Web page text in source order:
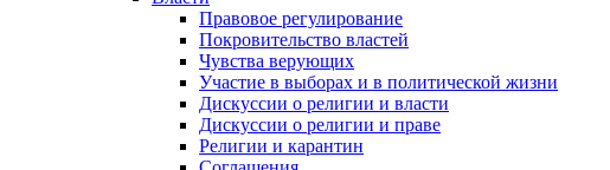
Правовое регулирование
Покровительство властей
Чувства верующих
Участие в выборах и в политической жизни
Дискуссии о религии и власти
Дискуссии о религии и праве
Религии и карантин